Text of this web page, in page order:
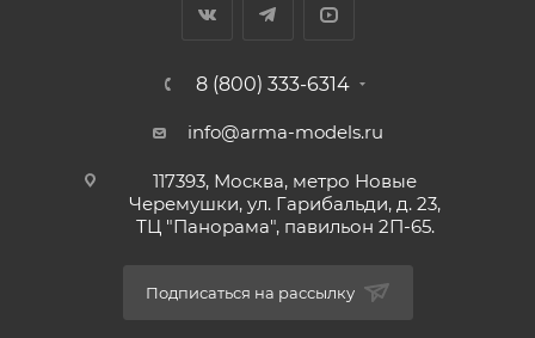
8 (800) 333-6314
info@arma-models.ru
117393, Москва, метро Новые
Черемушки, ул. Гарибальди, д. 23,
ТЦ "Панорама", павильон 2П-65.
Подписаться на рассылку